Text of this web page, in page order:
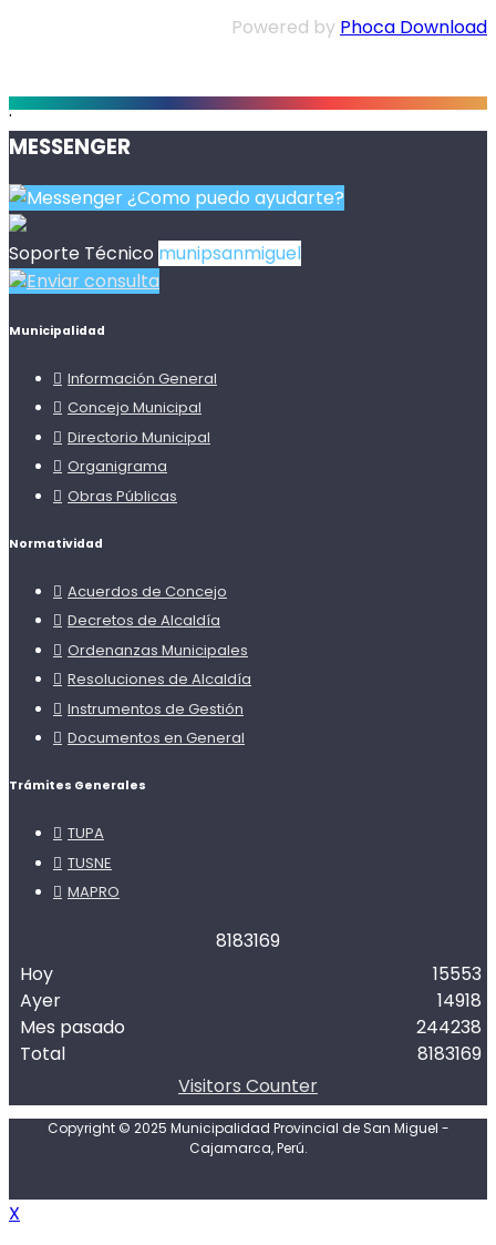
Powered by Phoca Download
.
MESSENGER
¿Como puedo ayudarte?
Soporte Técnico munipsanmiguel
Enviar consulta
Municipalidad
Información General
Concejo Municipal
Directorio Municipal
Organigrama
Obras Públicas
Normatividad
Acuerdos de Concejo
Decretos de Alcaldía
Ordenanzas Municipales
Resoluciones de Alcaldía
Instrumentos de Gestión
Documentos en General
Trámites Generales
TUPA
TUSNE
MAPRO
8183169
Hoy
Ayer
Mes pasado
Total
15553
14918
244238
8183169
Visitors Counter
Copyright © 2025 Municipalidad Provincial de San Miguel -
Cajamarca, Perú.
X